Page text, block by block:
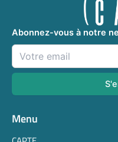
Abonnez-vous à notre
Menu